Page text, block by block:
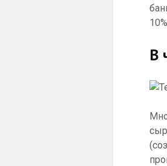
10%.
В